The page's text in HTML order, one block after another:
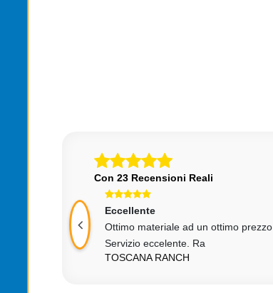
Con 23 Recensioni Reali
Eccellente
Ottimo materiale ad un ottimo prezzo.
Servizio eccelente. Ra
TOSCANA RANCH